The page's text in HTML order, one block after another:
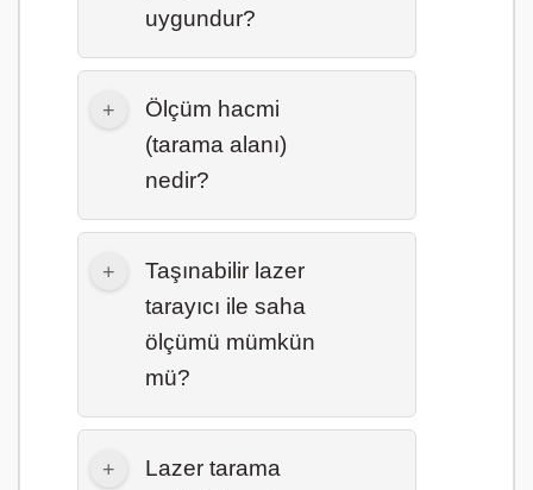
uygundur?
Ölçüm hacmi
(tarama alanı)
nedir?
Taşınabilir lazer
tarayıcı ile saha
ölçümü mümkün
mü?
Lazer tarama